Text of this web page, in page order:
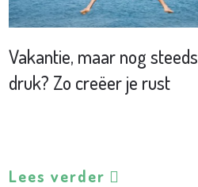
Vakantie, maar nog steeds
druk? Zo creëer je rust
Lees verder